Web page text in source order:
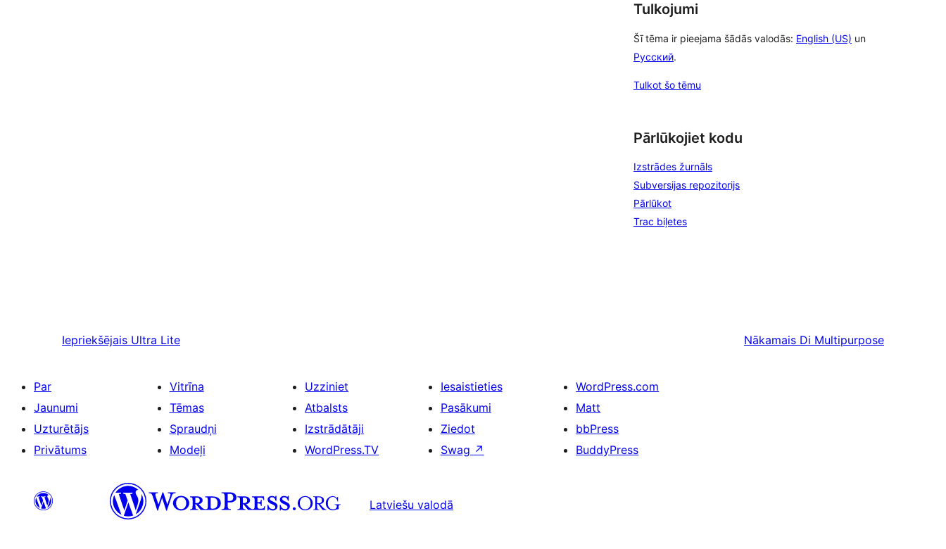
Tulkojumi
Šī tēma ir pieejama šādās valodās: English (US) un
Русский.
Tulkot šo tēmu
Pārlūkojiet kodu
Izstrādes žurnāls
Subversijas repozitorijs
Pārlūkot
Trac biļetes
Iepriekšējais Ultra Lite Nākamais Di Multipurpose
Par
Jaunumi
Uzturētājs
Privātums
Vitrīna
Tēmas
Spraudņi
Modeļi
Uzziniet
Atbalsts
Izstrādātāji
WordPress.TV
Iesaistieties
Pasākumi
Ziedot
Swag ↗
WordPress.com
Matt
bbPress
BuddyPress
Latviešu valodā